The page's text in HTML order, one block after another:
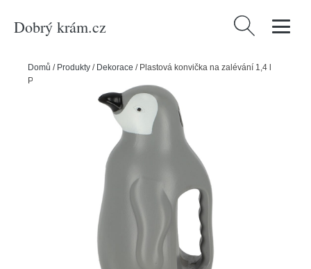
Dobrý krám.cz Vyhledávání
Domů / Produkty / Dekorace / Plastová konvička na zalévání 1,4 l
Penguin – Esschert Design